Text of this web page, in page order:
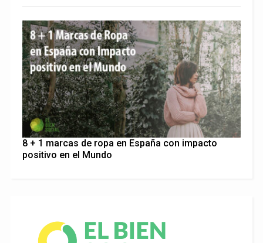
8 + 1 marcas de ropa en España con impacto
positivo en el Mundo